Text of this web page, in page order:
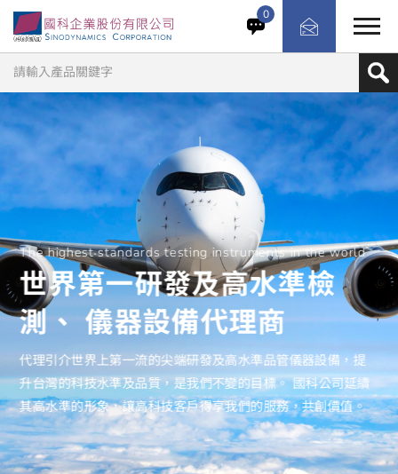
0
The highest standards testing instruments in the world
世界第一研發及高水準檢
測、 儀器設備代理商
代理引介世界上第一流的尖端研發及高水準品管儀器設備，提
升台灣的科技水準及品質，是我們不變的目標。 國科公司延續
其高水準的形象，讓高科技客戶得享我們的服務，共創價值。